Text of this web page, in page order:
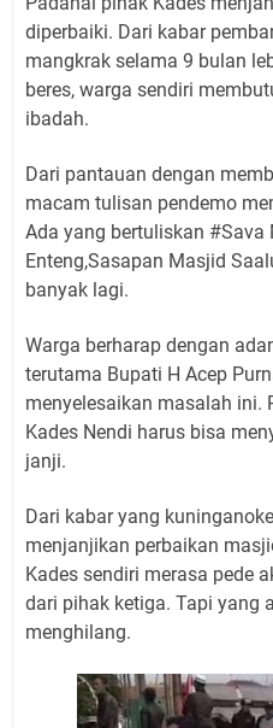
diperbaiki. Dari kabar
mangkrak selama 9 bulan
beres, warga sendiri
ibadah.
Dari pantauan dengan
macam tulisan pendemo
Ada yang bertuliskan #Sava
Enteng,Sasapan Masjid
banyak lagi.
Warga berharap dengan
terutama Bupati H Acep
menyelesaikan masalah ini.
Kades Nendi harus bisa
janji.
Dari kabar yang
menjanjikan perbaikan
Kades sendiri merasa pede
dari pihak ketiga. Tapi yang
menghilang.